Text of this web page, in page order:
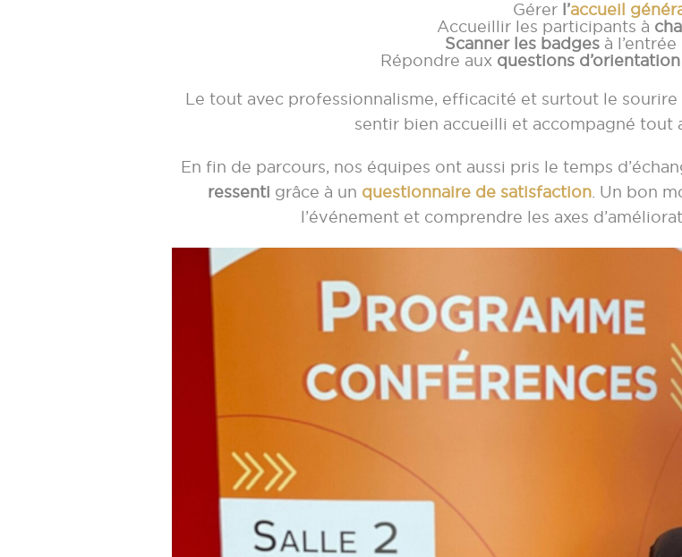
Gérer l’accueil
Accueillir les participants à
Scanner les badges à
Répondre aux questions
Le tout avec professionnalisme, efficacité et surtout le
sentir bien accueilli et accompagné tout
En fin de parcours, nos équipes ont aussi pris le temps
ressenti grâce à un questionnaire de satisfaction . Un bon
l’événement et comprendre les axes